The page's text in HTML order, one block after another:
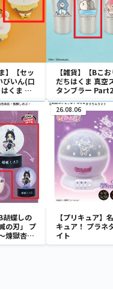
】【セッ
びいん(口
くま み
【雑貨】【Bこ
だちはくま 真空
タンブラー Part2
胡蝶しの
の刃」 プ
煉獄杏寿
26.08.06
【プリキュア】
キュア！ プラネ
イト